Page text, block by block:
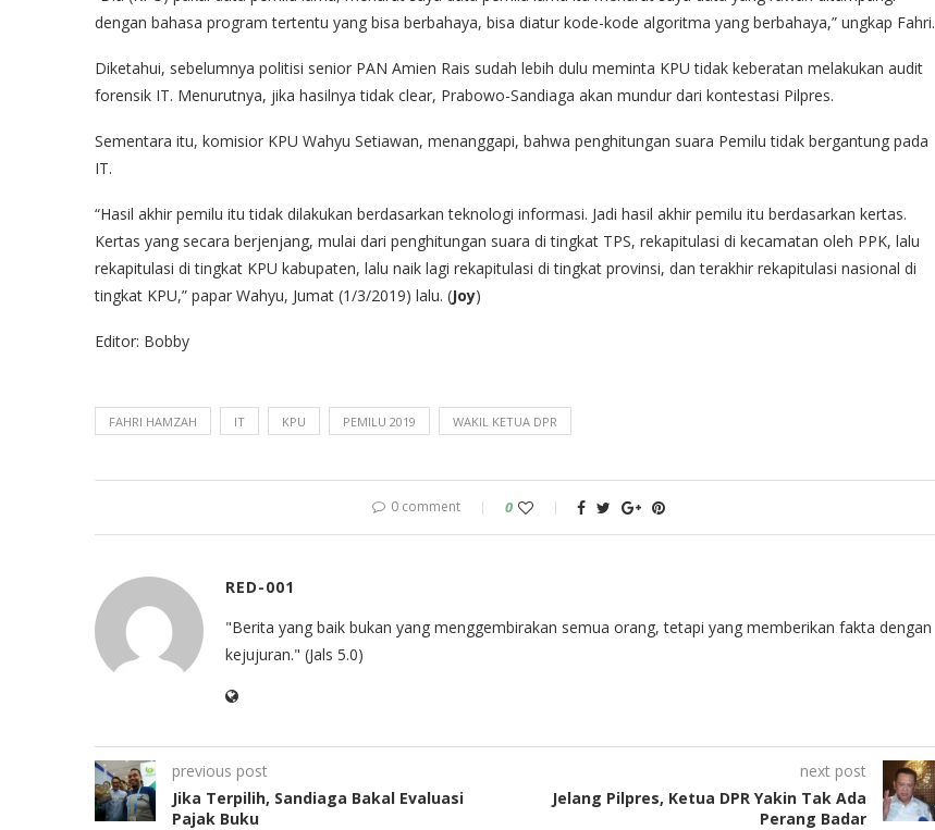
dengan bahasa program tertentu yang bisa berbahaya, bisa diatur kode-kode algoritma yang berbahaya,” ungkap Fahri.
Diketahui, sebelumnya politisi senior PAN Amien Rais sudah lebih dulu meminta KPU tidak keberatan melakukan audit
forensik IT. Menurutnya, jika hasilnya tidak clear, Prabowo-Sandiaga akan mundur dari kontestasi Pilpres.
Sementara itu, komisior KPU Wahyu Setiawan, menanggapi, bahwa penghitungan suara Pemilu tidak bergantung pada
IT.
“Hasil akhir pemilu itu tidak dilakukan berdasarkan teknologi informasi. Jadi hasil akhir pemilu itu berdasarkan kertas.
Kertas yang secara berjenjang, mulai dari penghitungan suara di tingkat TPS, rekapitulasi di kecamatan oleh PPK, lalu
rekapitulasi di tingkat KPU kabupaten, lalu naik lagi rekapitulasi di tingkat provinsi, dan terakhir rekapitulasi nasional di
tingkat KPU,” papar Wahyu, Jumat (1/3/2019) lalu. (Joy)
Editor: Bobby
FAHRI HAMZAH IT KPU PEMILU 2019 WAKIL KETUA DPR
0 comment 0
RED-001
"Berita yang baik bukan yang menggembirakan semua orang, tetapi yang memberikan fakta dengan
kejujuran." (Jals 5.0)
previous post
Jika Terpilih, Sandiaga Bakal Evaluasi
Pajak Buku
next post
Jelang Pilpres, Ketua DPR Yakin Tak Ada
Perang Badar